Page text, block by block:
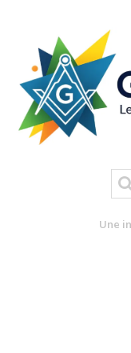
Une